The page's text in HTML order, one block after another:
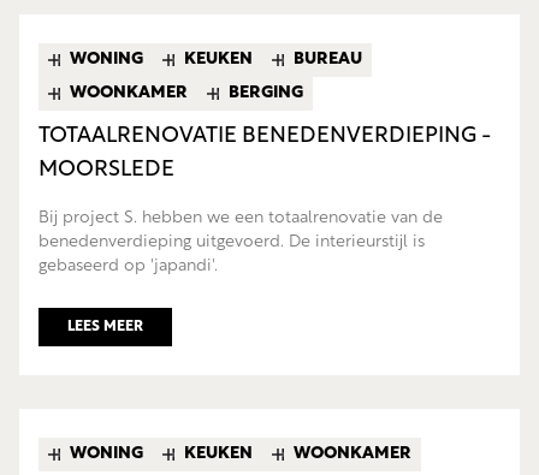
WONING KEUKEN
BUREAU
WOONKAMER
BERGING
TOTAALRENOVATIE BENEDENVERDIEPING -
MOORSLEDE
Bij project S. hebben we een totaalrenovatie van de
benedenverdieping uitgevoerd. De interieurstijl is
gebaseerd op 'japandi'.
LEES MEER
WONING KEUKEN WOONKAMER